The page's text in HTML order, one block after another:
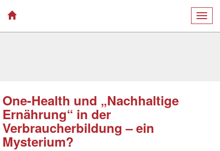
One-Health und „Nachhaltige
Ernährung“ in der
Verbraucherbildung – ein
Mysterium?